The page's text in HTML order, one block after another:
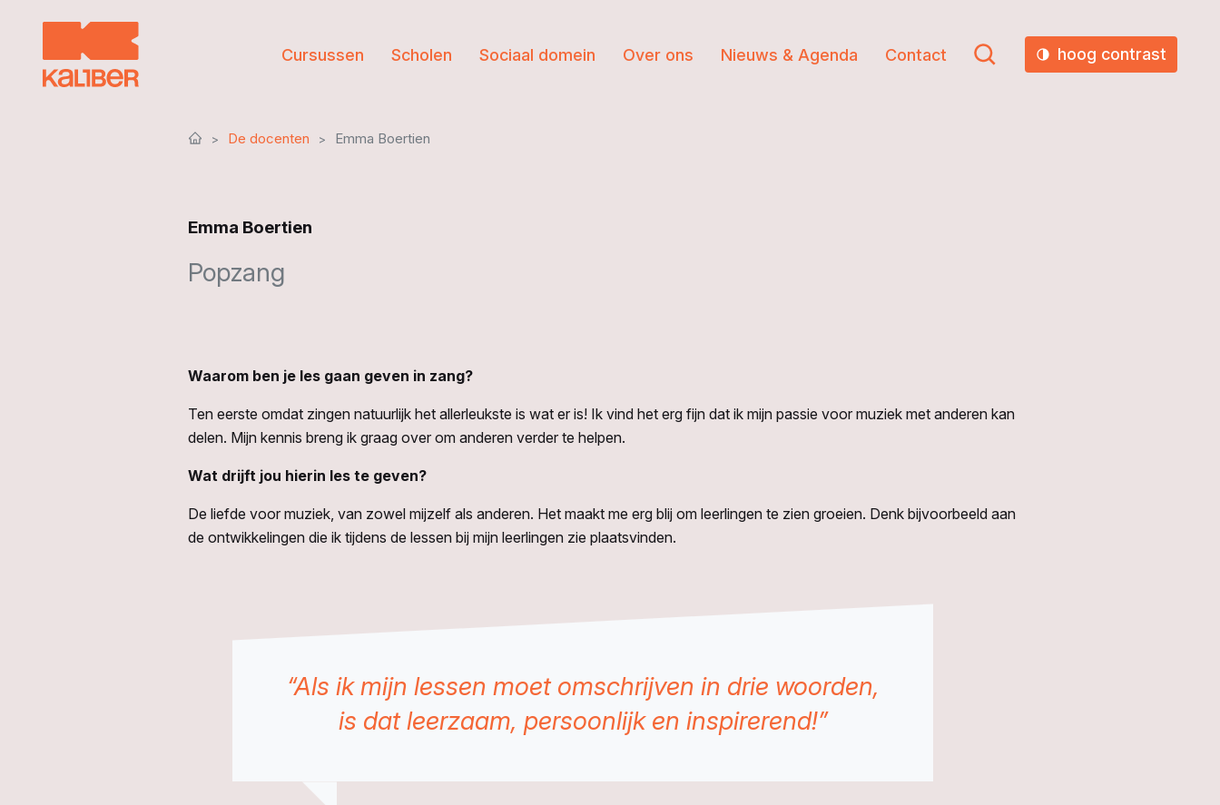
Cursussen Scholen Sociaal domein Over ons Nieuws & Agenda Contact hoog contrast
De docenten Emma Boertien
Emma Boertien
Popzang
Waarom ben je les gaan geven in zang?
Ten eerste omdat zingen natuurlijk het allerleukste is wat er is! Ik vind het erg fijn dat ik mijn passie voor muziek met anderen kan
delen. Mijn kennis breng ik graag over om anderen verder te helpen.
Wat drijft jou hierin les te geven?
De liefde voor muziek, van zowel mijzelf als anderen. Het maakt me erg blij om leerlingen te zien groeien. Denk bijvoorbeeld aan
de ontwikkelingen die ik tijdens de lessen bij mijn leerlingen zie plaatsvinden.
“Als ik mijn lessen moet omschrijven in drie woorden,
is dat leerzaam, persoonlijk en inspirerend!”